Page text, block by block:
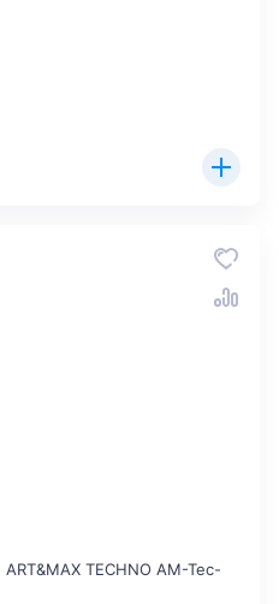
TECHNO AM-Tec-